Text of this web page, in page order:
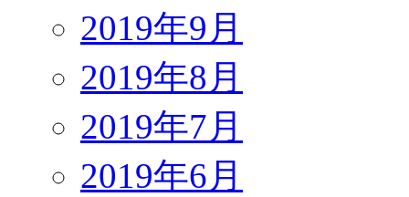
2019年9月
2019年8月
2019年7月
2019年6月